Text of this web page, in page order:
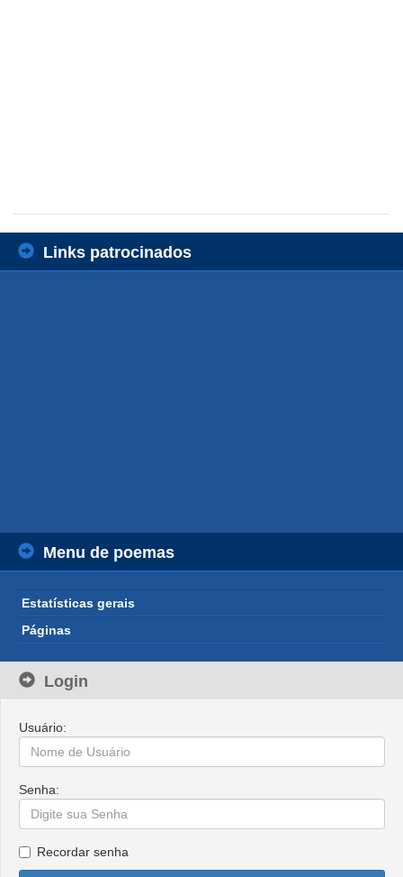
Links patrocinados
Menu de poemas
Estatísticas gerais
Páginas
Login
Usuário:
Senha:
Recordar senha